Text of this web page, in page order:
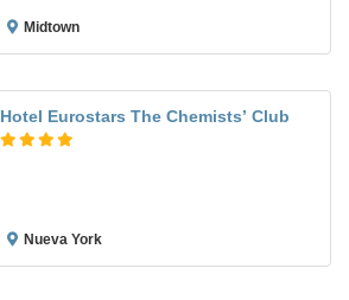
Midtown
Hotel Eurostars The Chemists’ Club
Nueva York